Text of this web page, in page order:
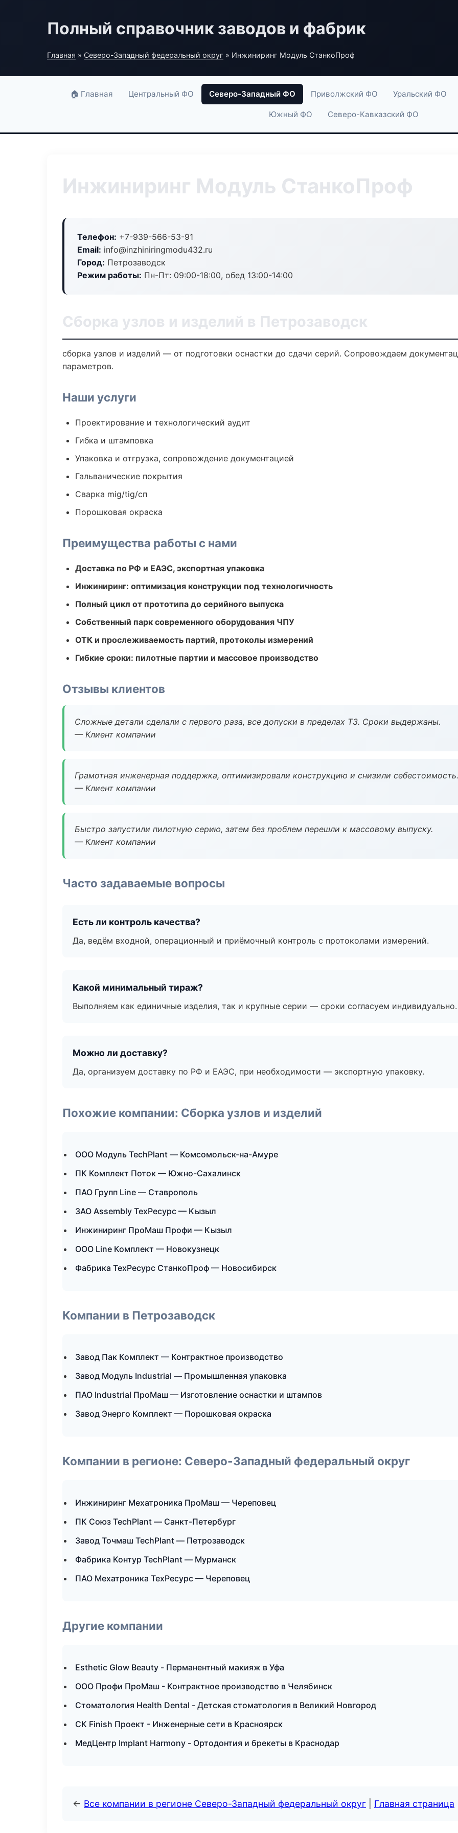
Полный справочник заводов и фабрик
Главная » Северо-Западный федеральный округ » Инжиниринг Модуль СтанкоПроф
🏠 Главная Центральный ФО Северо-Западный ФО Приволжский ФО Уральский ФО
Южный ФО Северо-Кавказский ФО
Инжиниринг Модуль СтанкоПроф
Телефон: +7-939-566-53-91
Email: info@inzhiniringmodu432.ru
Город: Петрозаводск
Режим работы: Пн-Пт: 09:00-18:00, обед 13:00-14:00
Сборка узлов и изделий в Петрозаводск
сборка узлов и изделий — от подготовки оснастки до сдачи серий. Сопровождаем
параметров.
Наши услуги
Проектирование и технологический аудит
Гибка и штамповка
Упаковка и отгрузка, сопровождение документацией
Гальванические покрытия
Сварка mig/tig/сп
Порошковая окраска
Преимущества работы с нами
Доставка по РФ и ЕАЭС, экспортная упаковка
Инжиниринг: оптимизация конструкции под технологичность
Полный цикл от прототипа до серийного выпуска
Собственный парк современного оборудования ЧПУ
ОТК и прослеживаемость партий, протоколы измерений
Гибкие сроки: пилотные партии и массовое производство
Отзывы клиентов
Сложные детали сделали с первого раза, все допуски в пределах ТЗ. Сроки выдержаны.
— Клиент компании
Грамотная инженерная поддержка, оптимизировали конструкцию и снизили себестоимость.
— Клиент компании
Быстро запустили пилотную серию, затем без проблем перешли к массовому выпуску.
— Клиент компании
Часто задаваемые вопросы
Есть ли контроль качества?
Да, ведём входной, операционный и приёмочный контроль с протоколами измерений.
Какой минимальный тираж?
Выполняем как единичные изделия, так и крупные серии — сроки согласуем индивидуально.
Можно ли доставку?
Да, организуем доставку по РФ и ЕАЭС, при необходимости — экспортную упаковку.
Похожие компании: Сборка узлов и изделий
ООО Модуль TechPlant — Комсомольск-на-Амуре
ПК Комплект Поток — Южно-Сахалинск
ПАО Групп Line — Ставрополь
ЗАО Assembly ТехРесурс — Кызыл
Инжиниринг ПроМаш Профи — Кызыл
ООО Line Комплект — Новокузнецк
Фабрика ТехРесурс СтанкоПроф — Новосибирск
Компании в Петрозаводск
Завод Пак Комплект — Контрактное производство
Завод Модуль Industrial — Промышленная упаковка
ПАО Industrial ПроМаш — Изготовление оснастки и штампов
Завод Энерго Комплект — Порошковая окраска
Компании в регионе: Северо-Западный федеральный округ
Инжиниринг Мехатроника ПроМаш — Череповец
ПК Союз TechPlant — Санкт-Петербург
Завод Точмаш TechPlant — Петрозаводск
Фабрика Контур TechPlant — Мурманск
ПАО Мехатроника ТехРесурс — Череповец
Другие компании
Esthetic Glow Beauty - Перманентный макияж в Уфа
ООО Профи ПроМаш - Контрактное производство в Челябинск
Стоматология Health Dental - Детская стоматология в Великий Новгород
СК Finish Проект - Инженерные сети в Красноярск
МедЦентр Implant Harmony - Ортодонтия и брекеты в Краснодар
← Все компании в регионе Северо-Западный федеральный округ Главная страница